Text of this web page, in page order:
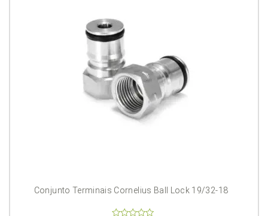
Conjunto Terminais Cornelius Ball Lock 19/32-18